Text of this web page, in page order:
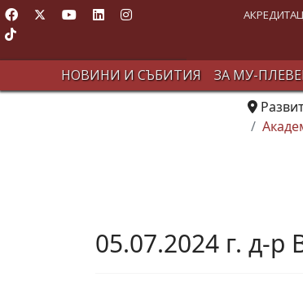
НОВИНИ И СЪБИТИЯ ЗА МУ-
05.07.2024 г. д-р